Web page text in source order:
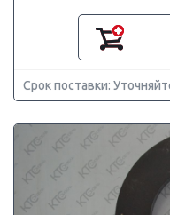
Срок поставки: